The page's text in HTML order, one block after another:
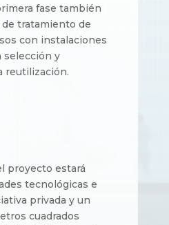
fase también
tratamiento de
con instalaciones
selección y
reutilización.
proyecto estará
tecnológicas e
privada y un
cuadrados